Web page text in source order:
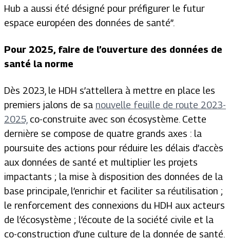
Hub a aussi été désigné pour préfigurer le futur
espace européen des données de santé”.
Pour 2025, faire de l’ouverture des données de
santé la norme
Dès 2023, le HDH s’attellera à mettre en place les
premiers jalons de sa nouvelle feuille de route 2023-
2025, co-construite avec son écosystème. Cette
dernière se compose de quatre grands axes : la
poursuite des actions pour réduire les délais d’accès
aux données de santé et multiplier les projets
impactants ; la mise à disposition des données de la
base principale, l’enrichir et faciliter sa réutilisation ;
le renforcement des connexions du HDH aux acteurs
de l’écosystème ; l’écoute de la société civile et la
co-construction d’une culture de la donnée de santé.